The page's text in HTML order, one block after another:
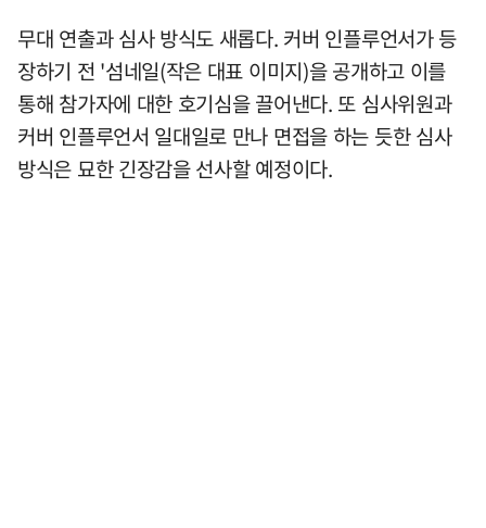
무대 연출과 심사 방식도 새롭다. 커버 인플루언서가 등
장하기 전 '섬네일(작은 대표 이미지)을 공개하고 이를
통해 참가자에 대한 호기심을 끌어낸다. 또 심사위원과
커버 인플루언서 일대일로 만나 면접을 하는 듯한 심사
방식은 묘한 긴장감을 선사할 예정이다.